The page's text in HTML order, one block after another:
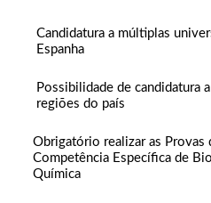
Candidatura a múltiplas
Espanha
Possibilidade de candidatura
regiões do país
Obrigatório realizar as Provas
Competência Específica de
Química